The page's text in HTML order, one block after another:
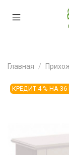
Главная
КРЕДИТ 4 % НА